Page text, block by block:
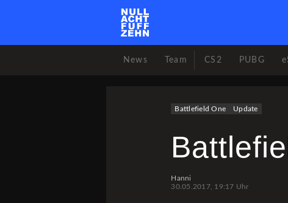
News Team CS2 PUBG
Battlefield One Update
Hanni
30.05.2017, 19:17 Uhr